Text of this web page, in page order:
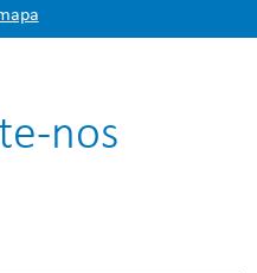
nos